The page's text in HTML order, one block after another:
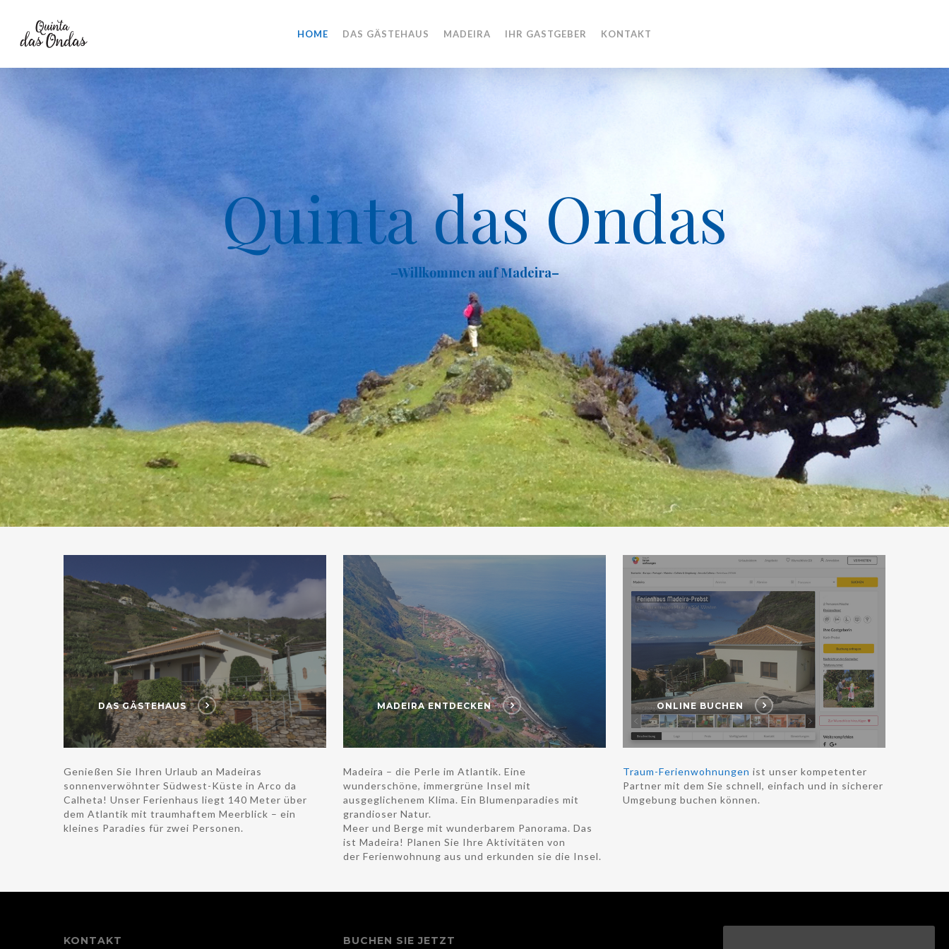
HOME DAS GÄSTEHAUS MADEIRA IHR GASTGEBER KONTAKT
Quintadas Ondas
–Willkommen auf Madeira–
DAS GÄSTEHAUS
Genießen Sie Ihren Urlaub an Madeiras
sonnenverwöhnter Südwest-Küste in Arco da
Calheta! Unser Ferienhaus liegt 140 Meter über
dem Atlantik mit traumhaftem Meerblick – ein
kleines Paradies für zwei Personen.
MADEIRA ENTDECKEN
Madeira – die Perle im Atlantik. Eine
wunderschöne, immergrüne Insel mit
ausgeglichenem Klima. Ein Blumenparadies mit
grandioser Natur.
Meer und Berge mit wunderbarem Panorama. Das
ist Madeira! Planen Sie Ihre Aktivitäten von
der Ferienwohnung aus und erkunden sie die Insel.
ONLINE BUCHEN
Traum-Ferienwohnungen ist unser kompetenter
Partner mit dem Sie schnell, einfach und in sicherer
Umgebung buchen können.
KONTAKT BUCHEN SIE JETZT